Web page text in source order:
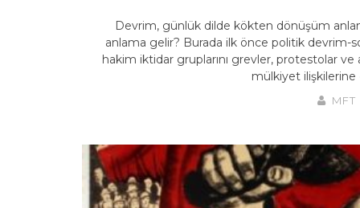
Devrim, günlük dilde kökten dönüşüm
anlama gelir? Burada ilk önce politik devrim-
hakim iktidar gruplarını grevler, protestolar
mülkiyet ilişkilerine
MFT